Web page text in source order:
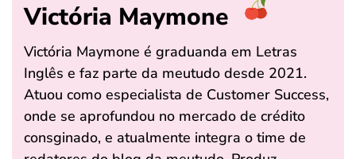
Victória Maymone
Victória Maymone é graduanda em Letras
Inglês e faz parte da meutudo desde 2021.
Atuou como especialista de Customer Success,
onde se aprofundou no mercado de crédito
consginado, e atualmente integra o time de